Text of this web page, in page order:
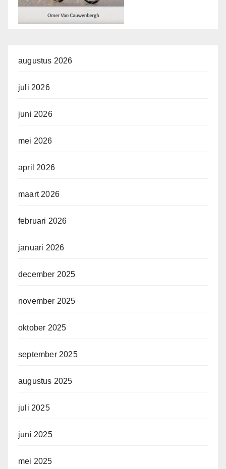
augustus 2026
juli 2026
juni 2026
mei 2026
april 2026
maart 2026
februari 2026
januari 2026
december 2025
november 2025
oktober 2025
september 2025
augustus 2025
juli 2025
juni 2025
mei 2025